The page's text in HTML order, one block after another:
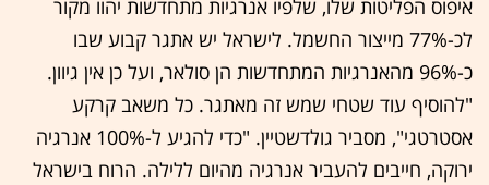
איפוס הפליטות שלו, שלפיו אנרגיות מתחדשות יהוו מקור
לכ-77% מייצור החשמל. לישראל יש אתגר קבוע שבו
כ-96% מהאנרגיות המתחדשות הן סולאר, ועל כן אין גיוון.
"להוסיף עוד שטחי שמש זה מאתגר. כל משאב קרקע
אסטרטגי", מסביר גולדשטיין. "כדי להגיע ל-100% אנרגיה
ירוקה, חייבים להעביר אנרגיה מהיום ללילה. הרוח בישראל